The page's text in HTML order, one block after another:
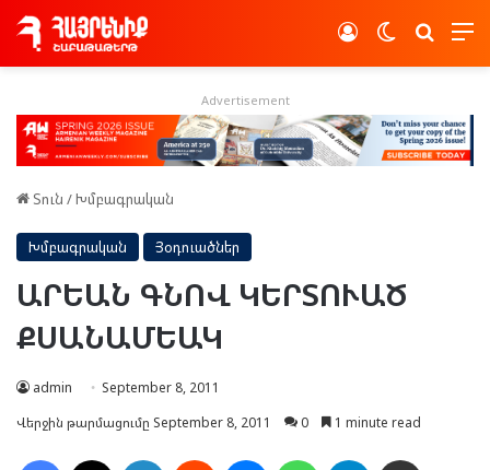
Switch skin
Log In
Advertisement
Տուն /Խմբագրական
Խմբագրական Յօդուածներ
ԱՐԵԱՆ ԳՆՈՎ ԿԵՐՏՈՒԱԾ
ՔՍԱՆԱՄԵԱԿ
admin
September 8, 2011
Վերջին թարմացումը September 8, 2011
0 1 minute read
Facebook LinkedIn Reddit MessengerWhatsAppTelegram